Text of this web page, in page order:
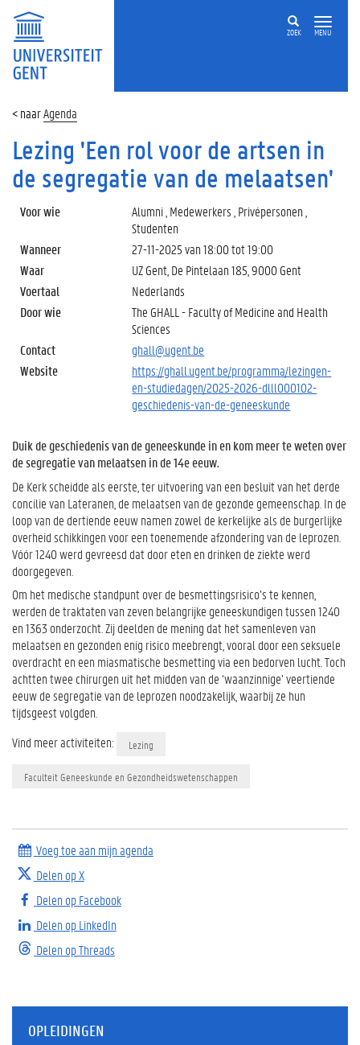
ZOEK MENU
Agenda
Lezing 'Een rol voor de artsen in
de segregatie van de melaatsen'
Voor wie
Alumni , Medewerkers , Privépersonen ,
Studenten
Wanneer
27-11-2025 van18:00tot19:00
Waar
UZ Gent, De Pintelaan 185, 9000 Gent
Voertaal
Nederlands
Door wie
The GHALL - Faculty of Medicine and Health
Sciences
Contact
ghall@ugent.be
Website
https://ghall.ugent.be/programma/lezingen-
en-studiedagen/2025-2026-dlll000102-
geschiedenis-van-de-geneeskunde
Duik de geschiedenis van de geneeskunde in en kom meer te weten over
de segregatie van melaatsen in de 14e eeuw.
De Kerk scheidde als eerste, ter uitvoering van een besluit van het derde
concilie van Lateranen, de melaatsen van de gezonde gemeenschap. In de
loop van de dertiende eeuw namen zowel de kerkelijke als de burgerlijke
overheid schikkingen voor een toenemende afzondering van de leprozen.
Vóór 1240 werd gevreesd dat door eten en drinken de ziekte werd
doorgegeven.
Om het medische standpunt over de besmettingsrisico’s te kennen,
werden de traktaten van zeven belangrijke geneeskundigen tussen 1240
en 1363 onderzocht. Zij deelden de mening dat het samenleven van
melaatsen en gezonden enig risico meebrengt, vooral door een seksuele
overdracht en een miasmatische besmetting via een bedorven lucht. Toch
achtten twee chirurgen uit het midden van de ‘waanzinnige’ veertiende
eeuw de segregatie van de leprozen noodzakelijk, waarbij ze hun
tijdsgeest volgden.
Vind meer activiteiten:
Lezing
Faculteit Geneeskunde en Gezondheidswetenschappen
Voeg toe aan mijn agenda
Delen op X
Delen op Facebook
Delen op LinkedIn
Delen op Threads
OPLEIDINGEN